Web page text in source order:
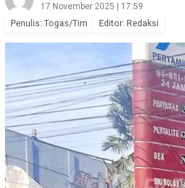
17 November 2025 | 17:59
Penulis: Togas/Tim Editor: Redaksi